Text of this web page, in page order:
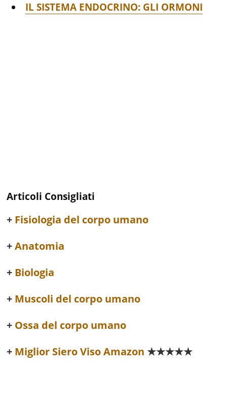
IL SISTEMA ENDOCRINO: GLI ORMONI
Articoli Consigliati
Fisiologia del corpo umano
Anatomia
Biologia
Muscoli del corpo umano
Ossa del corpo umano
Miglior Siero Viso Amazon ★★★★★